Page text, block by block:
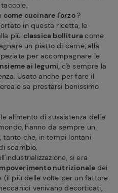
come cucinare l'orzo?
in questa ricetta, le
più classica bollituracome
un piatto di carne; alla
per accompagnare le
ai legumi, c'è sempre la
Usato anche per fare il
sa prestarsi benissimo
alimento di sussistenza delle
hanno da sempre un
tanto che, in tempi lontani
scambio.
si era
nutrizionale dei
(il più delle volte per un fattore
venivano decorticati,